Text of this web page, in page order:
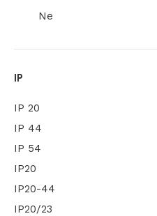
Ratan
Staklo
Ne
IP
IP 20
IP 44
IP 54
IP20
IP20-44
IP20/23